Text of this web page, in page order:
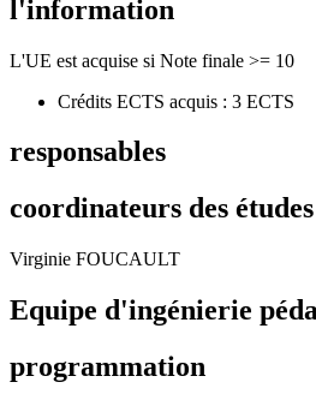
l'information
L'UE est acquise si Note finale >= 10
Crédits ECTS acquis : 3 ECTS
responsables
coordinateurs des études
Virginie FOUCAULT
Equipe d'ingénierie
programmation